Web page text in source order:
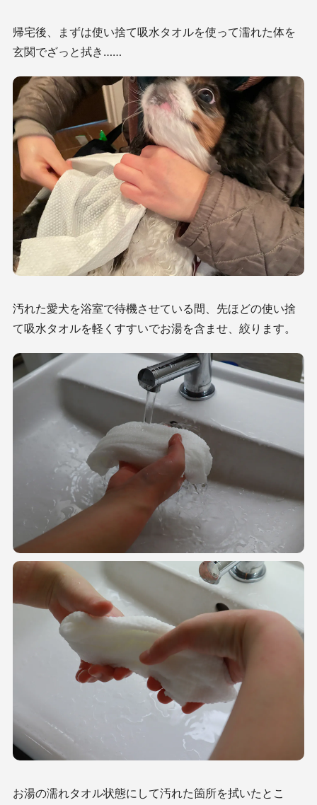
帰宅後、まずは使い捨て吸水タオルを使って濡れた体を
玄関でざっと拭き……
汚れた愛犬を浴室で待機させている間、先ほどの使い捨
て吸水タオルを軽くすすいでお湯を含ませ、絞ります。
お湯の濡れタオル状態にして汚れた箇所を拭いたとこ